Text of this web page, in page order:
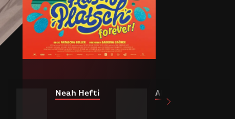
Neah Hefti Alva Maurer